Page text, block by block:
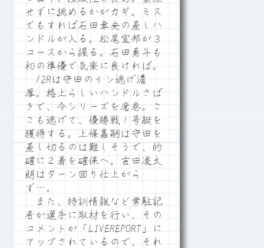
せずに挑めるかがカギ。ミス
でもすれば石田章央の差しハ
ンドルが入る。松尾宣邦が３
コースから握る。石田勇斗も
初の準優で気楽に良ければ。
12Rは守田のイン逃げ濃
厚。格上らしいハンドルさば
きで、今シリーズを席巻。こ
こも逃げて、優勝戦１号艇を
獲得する。上條嘉嗣は守田を
差し切るのは難しそうで、的
確に２着を確保へ。吉田凌太
朗はターン回り仕上がら
ず…。
また、特訓情報など常駐記
者が選手に取材を行い、その
コメントが「LIVEREPORT」に
アップされているので、それ